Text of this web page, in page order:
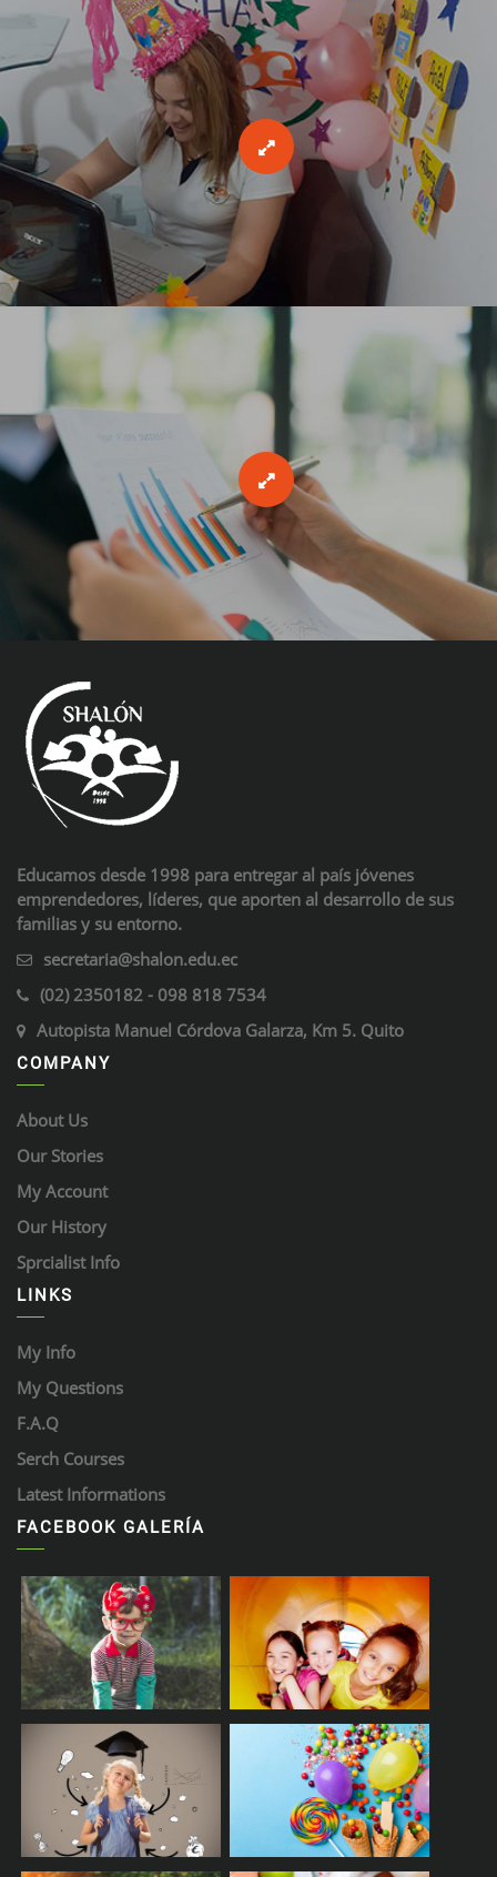
Educamos desde 1998 para entregar al país jóvenes
emprendedores, líderes, que aporten al desarrollo de sus
familias y su entorno.
secretaria@shalon.edu.ec
(02) 2350182 - 098 818 7534
Autopista Manuel Córdova Galarza, Km 5. Quito
COMPANY
About Us
Our Stories
My Account
Our History
Sprcialist Info
LINKS
My Info
My Questions
F.A.Q
Serch Courses
Latest Informations
FACEBOOK GALERÍA